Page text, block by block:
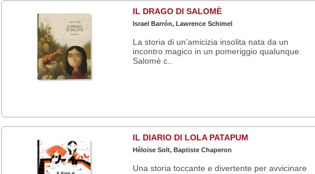
IL DRAGO DI SALOMÈ
Israel Barrón, Lawrence Schimel
La storia di un’amicizia insolita nata da un
incontro magico in un pomeriggio qualunque.
Salomè c..
IL DIARIO DI LOLA PATAPUM
Héloïse Solt, Baptiste Chaperon
Una storia toccante e divertente per avvicinare